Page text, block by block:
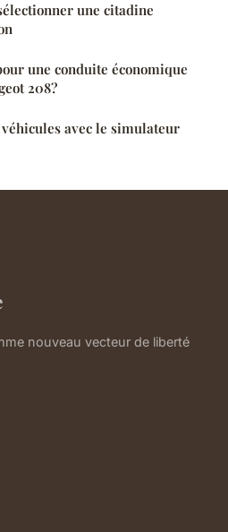
une citadine
une conduite économique
208?
avec le simulateur
nouveau vecteur de liberté